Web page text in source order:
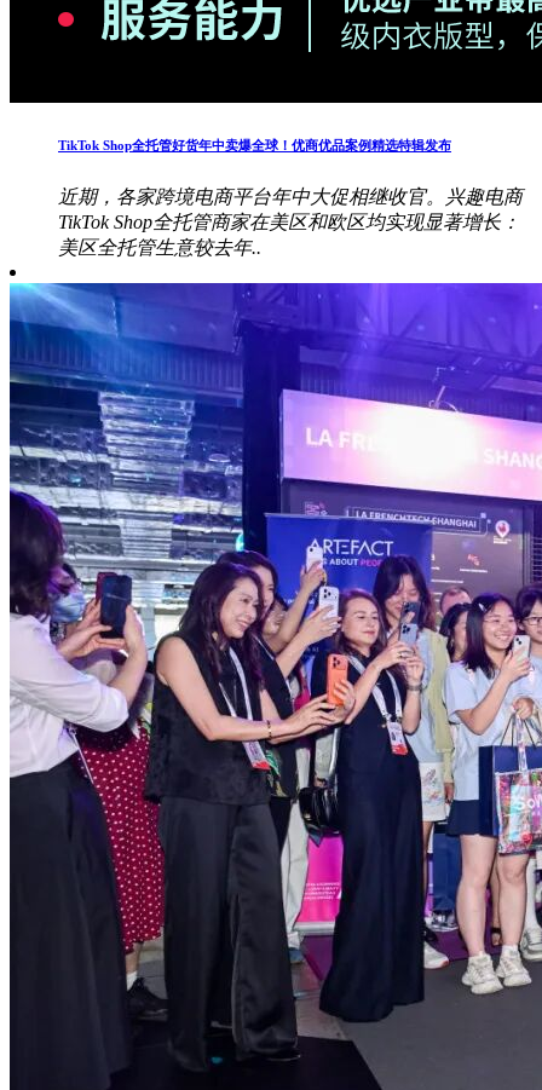
TikTok Shop全托管好货年中卖爆全球！优商优品案例精选特辑发布
近期，各家跨境电商平台年中大促相继收官。兴趣电商
TikTok Shop全托管商家在美区和欧区均实现显著增长：
美区全托管生意较去年..